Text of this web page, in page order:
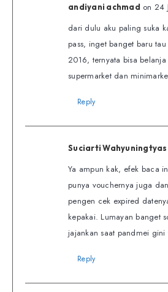
andiyani achmad on 24
dari dulu aku paling suka
pass, inget banget baru
2016, ternyata bisa
supermarket dan
Reply
Suciarti Wahyuningtyas
Ya ampun kak, efek baca
punya vouchernya juga
pengen cek expired
kepakai. Lumayan banget
jajankan saat pandmei gini
Reply